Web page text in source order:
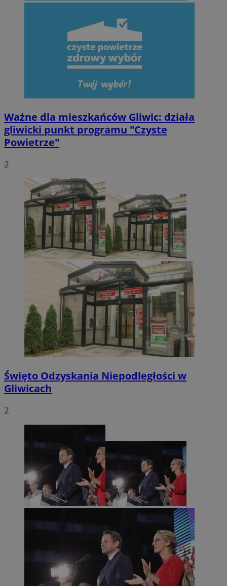
Ważne dla mieszkańców Gliwic: działa
gliwicki punkt programu "Czyste
Powietrze"
2
Święto Odzyskania Niepodległości w
Gliwicach
2